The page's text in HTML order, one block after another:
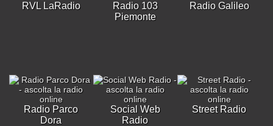
RVL LaRadio
Radio 103
Piemonte
Radio Galileo
Radio Parco
Dora
Social Web
Radio
Street Radio